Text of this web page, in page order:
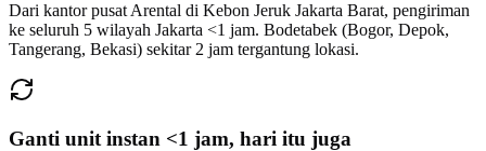
Dari kantor pusat Arental di Kebon Jeruk Jakarta Barat, pengiriman
ke seluruh 5 wilayah Jakarta <1 jam. Bodetabek (Bogor, Depok,
Tangerang, Bekasi) sekitar 2 jam tergantung lokasi.
Ganti unit instan <1 jam, hari itu juga